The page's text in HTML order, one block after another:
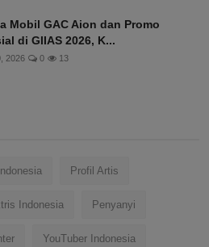
Mobil GAC Aion dan Promo
di GIIAS 2026, K...
2026 0 13
Profil Artis
Indonesia Penyanyi
YouTuber Indonesia